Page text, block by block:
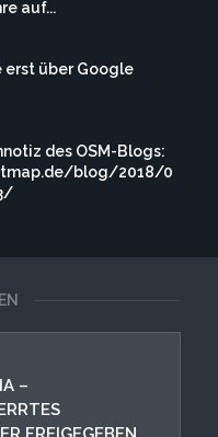
–
auf...
erst über Google
des OSM-Blogs:
blog/2018/0